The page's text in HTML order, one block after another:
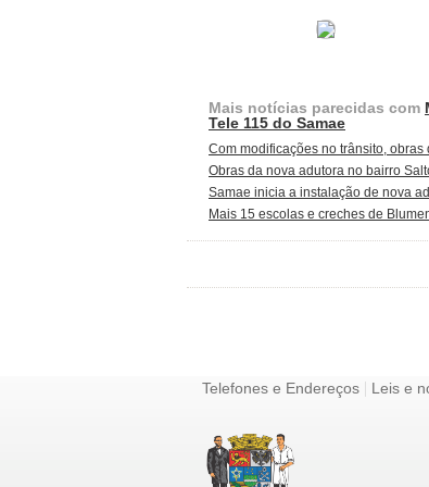
Mais notícias parecidas com
Tele 115 do Samae
Com modificações no trânsito,
Obras da nova adutora no bairro
Samae inicia a instalação de nova
Mais 15 escolas e creches de
Telefones e Endereços | Leis e